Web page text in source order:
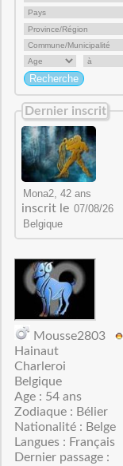
Dernier inscrit
inscrit le
Mousse2803
Hainaut
Charleroi
Belgique
Age : 54 ans
Zodiaque : Bélier
Nationalité : Belge
Langues : Français
Dernier passage :